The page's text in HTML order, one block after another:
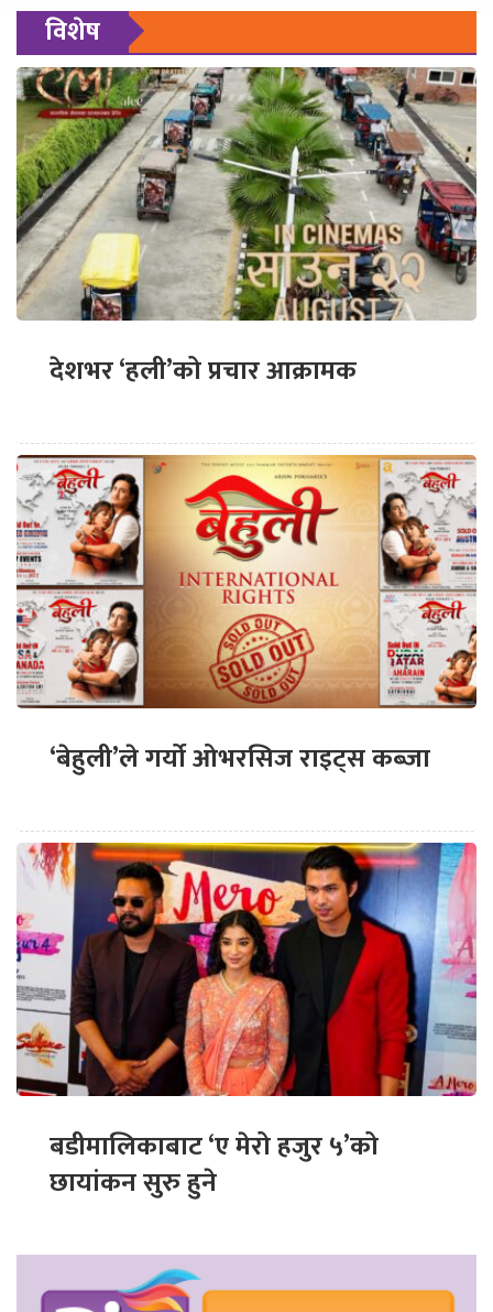
विशेष
देशभर ‘हली’को प्रचार आक्रामक
‘बेहुली’ले गर्यो ओभरसिज राइट्स कब्जा
बडीमालिकाबाट ‘ए मेरो हजुर ५’को
छायांकन सुरु हुने